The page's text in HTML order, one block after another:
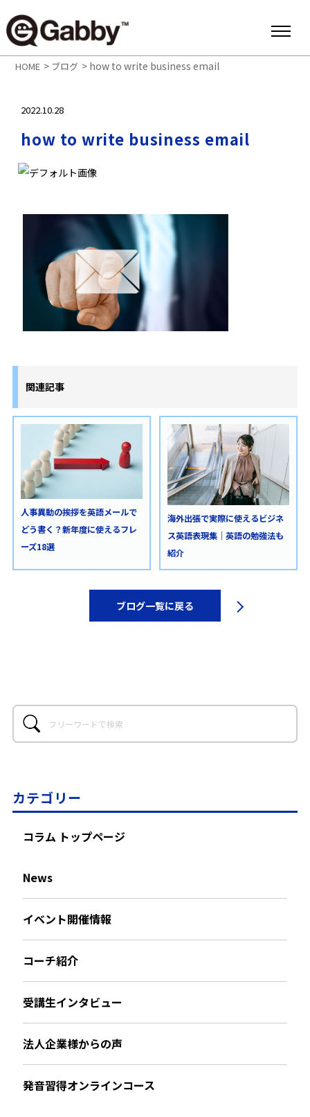
HOME > ブログ > how to write business email
2022.10.28
how to write business email
関連記事
人事異動の挨拶を英語メールで
どう書く？新年度に使えるフレ
ーズ18選
海外出張で実際に使えるビジネ
ス英語表現集｜英語の勉強法も
紹介
ブログ一覧に戻る
カテゴリー
コラム トップページ
News
イベント開催情報
コーチ紹介
受講生インタビュー
法人企業様からの声
発音習得オンラインコース